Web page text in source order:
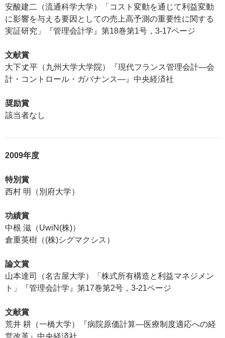
安酸建二（流通科学大学）「コスト変動を通じて利益変動
に影響を与える要因としての売上高予測の重要性に関する
実証研究」『管理会計学』第18巻第1号，3-17ページ
文献賞
大下
平（九州大学大学院）『現代フランス管理会計―会
計・コントロール・ガバナンス―』中央経済社
奨励賞
該当者なし
2009年度
特別賞
西村 明（別府大学）
功績賞
中根 滋（UwiN(株)）
倉重英樹（(株)シグマクシス）
論文賞
山本達司（名古屋大学）「株式所有構造と利益マネジメン
ト」『管理会計学』第17巻第2号，3-21ページ
文献賞
荒井 耕（一橋大学）『病院原価計算―医療制度適応への経